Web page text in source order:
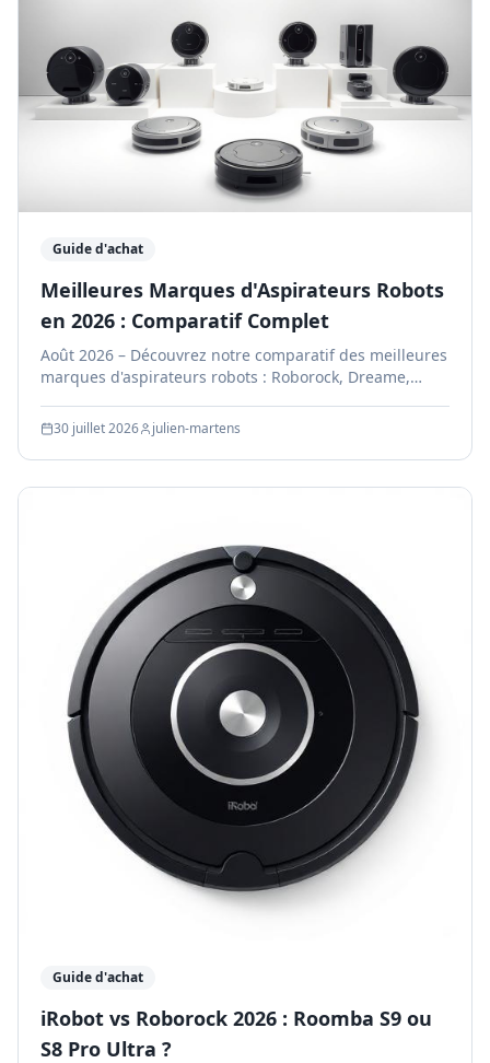
Guide d'achat
Meilleures Marques d'Aspirateurs Robots
en 2026 : Comparatif Complet
Août 2026 – Découvrez notre comparatif des meilleures
marques d'aspirateurs robots : Roborock, Dreame,
classement.
30 juillet 2026 julien-martens
Guide d'achat
iRobot vs Roborock 2026 : Roomba S9 ou
S8 Pro Ultra ?